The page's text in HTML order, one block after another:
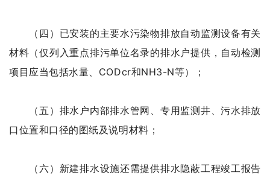
（四）已安装的主要水污染物排放自动监测设备有关
材料（仅列入重点排污单位名录的排水户提供，自动检测
项目应当包括水量、CODcr和NH3-N等）；
（五）排水户内部排水管网、专用监测井、污水排放
口位置和口径的图纸及说明材料；
（六）新建排水设施还需提供排水隐蔽工程竣工报告